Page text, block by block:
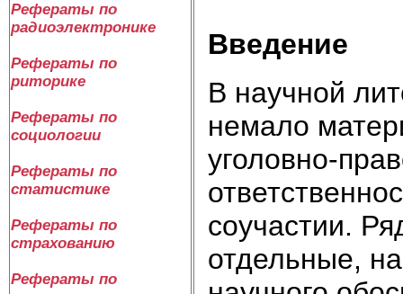
Рефераты по
радиоэлектронике
Рефераты по
риторике
Рефераты по
социологии
Рефераты по
статистике
Рефераты по
страхованию
Рефераты по
Введение
В научной
немало
уголовно-
соучастии.
отдельные,